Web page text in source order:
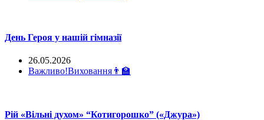
День Героя у нашій гімназії
26.05.2026
Важливо!Виховання👨‍🏫
Рій «Вільні духом» “Котигорошко” («Джура»)